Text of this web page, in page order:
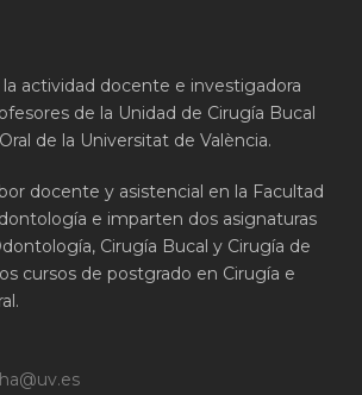
actividad docente e investigadora
de la Unidad de Cirugía Bucal
de la Universitat de València.
docente y asistencial en la Facultad
e imparten dos asignaturas
Cirugía Bucal y Cirugía de
cursos de postgrado en Cirugía e